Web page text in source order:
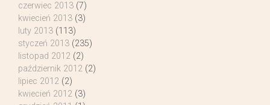
czerwiec 2013 (7)
kwiecień 2013 (3)
luty 2013 (113)
styczeń 2013 (235)
listopad 2012 (2)
październik 2012 (2)
lipiec 2012 (2)
kwiecień 2012 (3)